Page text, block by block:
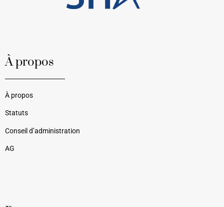
À propos
À propos
Statuts
Conseil d’administration
AG